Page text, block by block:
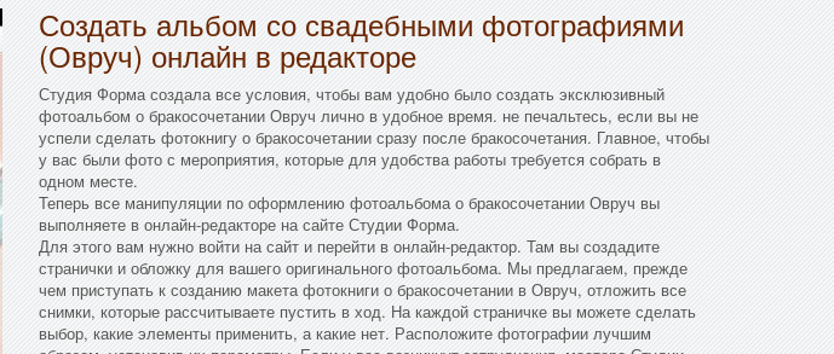
Создать альбом со свадебными фотографиями
(Овруч) онлайн в редакторе
Студия Форма создала все условия, чтобы вам удобно было создать эксклюзивный
фотоальбом о бракосочетании Овруч лично в удобное время. не печальтесь, если вы не
успели сделать фотокнигу о бракосочетании сразу после бракосочетания. Главное, чтобы
у вас были фото с мероприятия, которые для удобства работы требуется собрать в
одном месте.
Теперь все манипуляции по оформлению фотоальбома о бракосочетании Овруч вы
выполняете в онлайн-редакторе на сайте Студии Форма.
Для этого вам нужно войти на сайт и перейти в онлайн-редактор. Там вы создадите
странички и обложку для вашего оригинального фотоальбома. Мы предлагаем, прежде
чем приступать к созданию макета фотокниги о бракосочетании в Овруч, отложить все
снимки, которые рассчитываете пустить в ход. На каждой страничке вы можете сделать
выбор, какие элементы применить, а какие нет. Расположите фотографии лучшим